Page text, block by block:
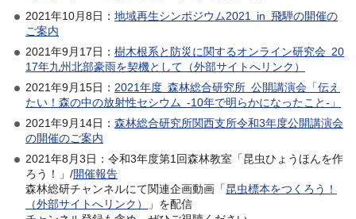
2021年10月8日： 地域再生シンポジウム2021 in 飛騨の開催の
ご案内
2021年9月17日： 樹木根系と防災に関するオンライン研究会 20
17年九州北部豪雨を契機として（外部サイトへリンク）
2021年9月15日： 2021年度 森林総合研究所 公開講演会「伝え
たい！森の中の放射性セシウム -10年で明らかになったこと-」
2021年9月14日： 森林総合研究所関西支所令和3年度公開講演会
の開催のご案内
2021年8月3日：令和3年度第1回森林教室「昆虫ひょうほんを作
ろう！」/開催報告
森林総研チャンネルにて関連企画動画「昆虫標本をつくろう！
（外部サイトへリンク）
」を配信